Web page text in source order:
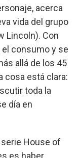
acerca
vida del grupo
Lincoln). Con
consumo y se
allá de los 45
cosa está clara:
toda la
día en
House of
es haber